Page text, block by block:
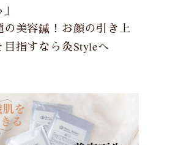
の美容鍼！お顔の引き上
目指すなら灸Styleへ